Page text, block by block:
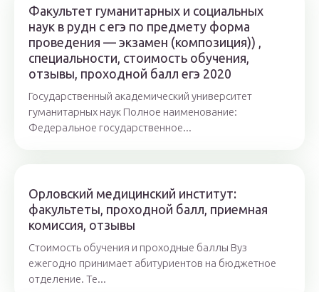
Факультет гуманитарных и социальных
наук в рудн c егэ по предмету форма
проведения — экзамен (композиция)) ,
специальности, стоимость обучения,
отзывы, проходной балл егэ 2020
Государственный академический университет
гуманитарных наук Полное наименование:
Федеральное государственное...
Орловский медицинский институт:
факультеты, проходной балл, приемная
комиссия, отзывы
Стоимость обучения и проходные баллы Вуз
ежегодно принимает абитуриентов на бюджетное
отделение. Те...